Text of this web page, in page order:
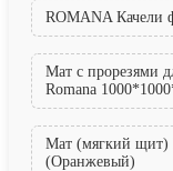
ROMANA Качели
Мат с прорезями
Romana
Мат (мягкий щит)
(Оранжевый)